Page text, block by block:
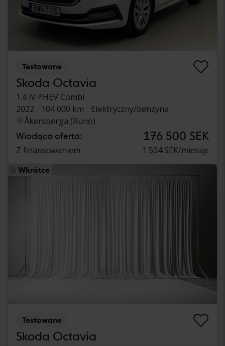
Testowane
Skoda Octavia
1.4 iV PHEV Combi
2022
104 000 km
Elektryczny/benzyna
Åkersberga (Runö)
Wiodąca oferta: 176 500 SEK
Z finansowaniem 1 504 SEK/miesiąc
Wkrótce
Testowane
Skoda Octavia